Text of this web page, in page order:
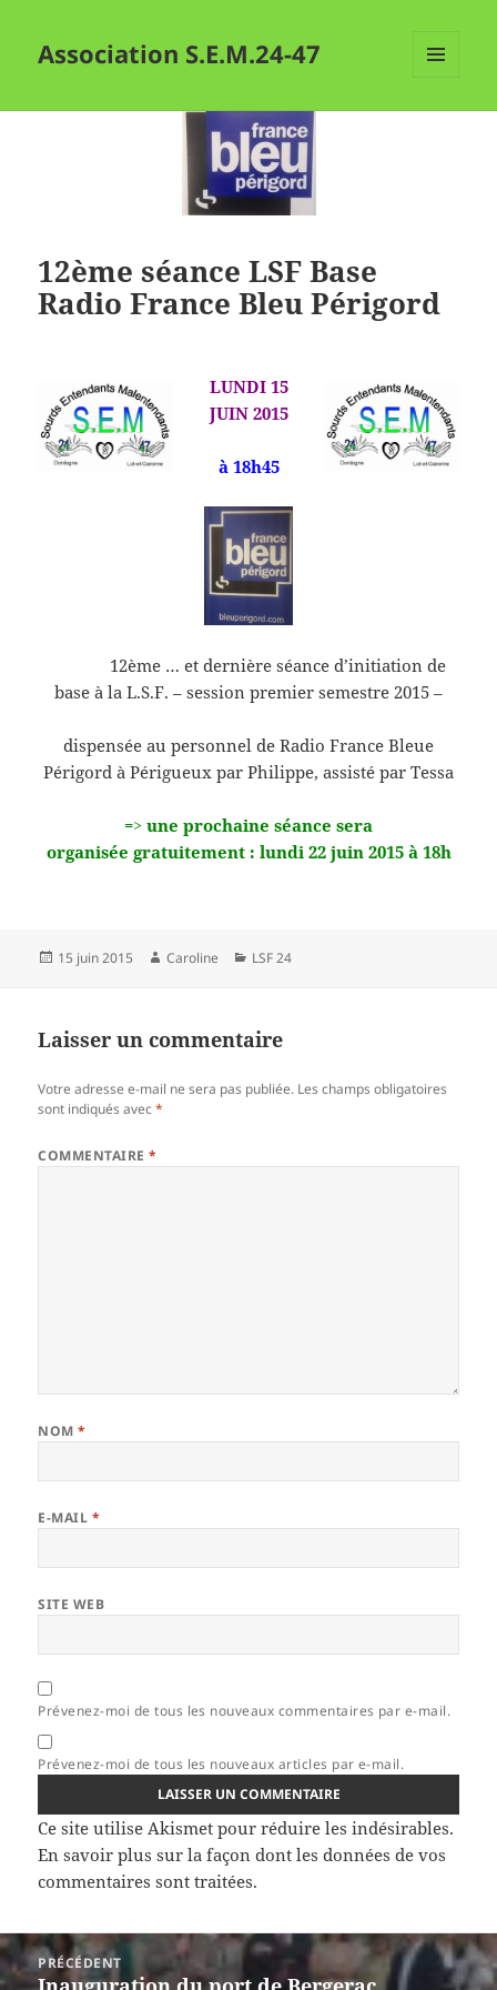
Association S.E.M.24-47
12ème séance LSF Base
Radio France Bleu Périgord
LUNDI 15
JUIN 2015
à 18h45
12ème … et dernière séance d’initiation de
base à la L.S.F. – session premier semestre 2015 –
dispensée au personnel de Radio France Bleue
Périgord à Périgueux par Philippe, assisté par Tessa
=> une prochaine séance sera
organisée gratuitement : lundi 22 juin 2015 à 18h
Publié
15 juin 2015 Auteur
Caroline Catégories
LSF 24
Laisser un commentaire
Votre adresse e-mail ne sera pas publiée. Les champs obligatoires
sont indiqués avec*
COMMENTAIRE*
NOM*
E-MAIL *
SITE WEB
Prévenez-moi de tous les nouveaux commentaires par e-mail.
Prévenez-moi de tous les nouveaux articles par e-mail.
Ce site utilise Akismet pour réduire les indésirables.
En savoir plus sur la façon dont les données de vos
commentaires sont traitées.
Navigation
de
PRÉCÉDENT
Article